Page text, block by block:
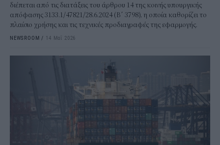
διέπεται από τις διατάξεις του άρθρου 14 της κοινής υπουργικής
απόφασης 3133.1/47821/28.6.2024 (Β΄ 3798), η οποία καθορίζει το
πλαίσιο χρήσης και τις τεχνικές προδιαγραφές της εφαρμογής.
NEWSROOM / 14 Μαΐ 2026